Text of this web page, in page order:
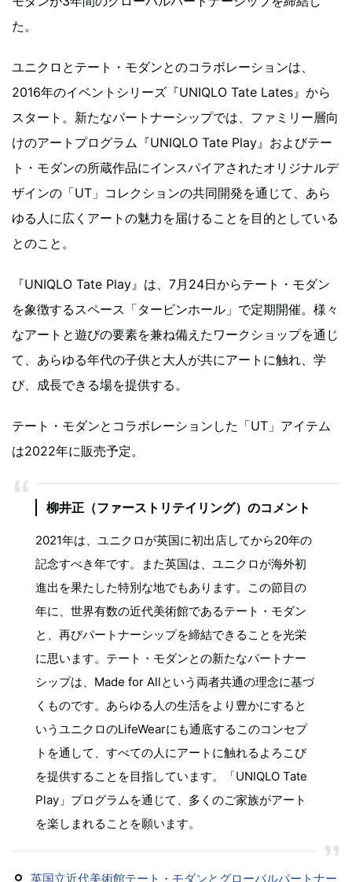
た。
ユニクロとテート・モダンとのコラボレーションは、
2016年のイベントシリーズ『UNIQLO Tate Lates』から
スタート。新たなパートナーシップでは、ファミリー層向
けのアートプログラム『UNIQLO Tate Play』およびテー
ト・モダンの所蔵作品にインスパイアされたオリジナルデ
ザインの「UT」コレクションの共同開発を通じて、あら
ゆる人に広くアートの魅力を届けることを目的としている
とのこと。
『UNIQLO Tate Play』は、7月24日からテート・モダン
を象徴するスペース「タービンホール」で定期開催。様々
なアートと遊びの要素を兼ね備えたワークショップを通じ
て、あらゆる年代の子供と大人が共にアートに触れ、学
び、成長できる場を提供する。
テート・モダンとコラボレーションした「UT」アイテム
は2022年に販売予定。
柳井正（ファーストリテイリング）のコメント
2021年は、ユニクロが英国に初出店してから20年の
記念すべき年です。また英国は、ユニクロが海外初
進出を果たした特別な地でもあります。この節目の
年に、世界有数の近代美術館であるテート・モダン
と、再びパートナーシップを締結できることを光栄
に思います。テート・モダンとの新たなパートナー
シップは、Made for Allという両者共通の理念に基づ
くものです。あらゆる人の生活をより豊かにすると
いうユニクロのLifeWearにも通底するこのコンセプ
トを通して、すべての人にアートに触れるよろこび
を提供することを目指しています。「UNIQLO Tate
Play」プログラムを通じて、多くのご家族がアート
を楽しまれることを願います。
英国立近代美術館テート・モダンとグローバルパートナー